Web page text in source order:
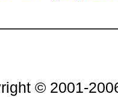
© 2001-